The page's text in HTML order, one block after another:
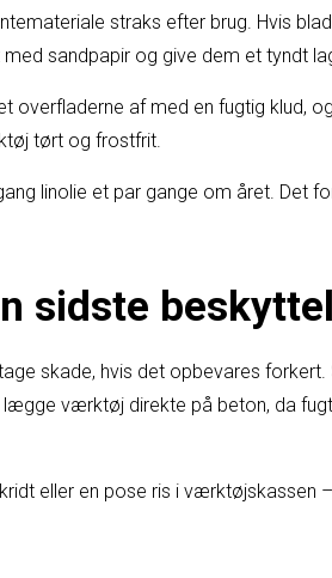
straks efter brug. Hvis
sandpapir og give dem et tyndt
overfladerne af med en fugtig klud,
tørt og frostfrit.
linolie et par gange om året. Det
sidste
skade, hvis det opbevares
værktøj direkte på beton, da
eller en pose ris i værktøjskassen